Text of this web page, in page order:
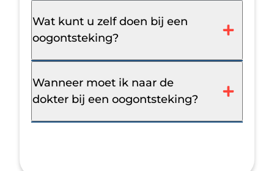
Wat kunt u zelf doen bij een
oogontsteking?
Wanneer moet ik naar de
dokter bij een oogontsteking?